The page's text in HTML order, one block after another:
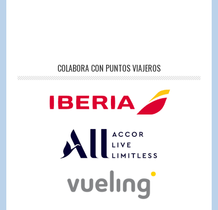
COLABORA CON PUNTOS VIAJEROS